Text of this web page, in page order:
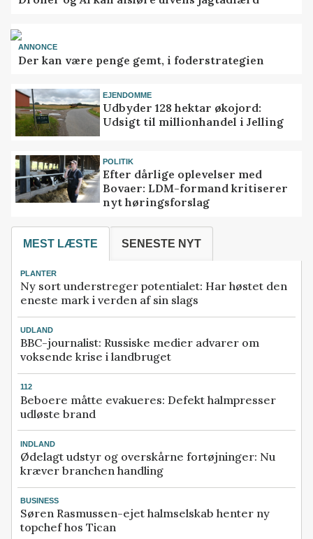
ANNONCE
Der kan være penge gemt, i foderstrategien
EJENDOMME
Udbyder 128 hektar økojord:
Udsigt til millionhandel i Jelling
POLITIK
Efter dårlige oplevelser med
Bovaer: LDM-formand kritiserer
nyt høringsforslag
MEST LÆSTE SENESTE NYT
PLANTER
Ny sort understreger potentialet: Har høstet den
eneste mark i verden af sin slags
UDLAND
BBC-journalist: Russiske medier advarer om
voksende krise i landbruget
112
Beboere måtte evakueres: Defekt halmpresser
udløste brand
INDLAND
Ødelagt udstyr og overskårne fortøjninger: Nu
kræver branchen handling
BUSINESS
Søren Rasmussen-ejet halmselskab henter ny
topchef hos Tican